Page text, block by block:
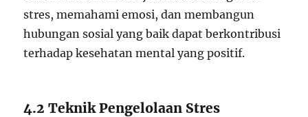
stres, memahami emosi, dan membangun
hubungan sosial yang baik dapat berkontribusi
terhadap kesehatan mental yang positif.
4.2 Teknik Pengelolaan Stres